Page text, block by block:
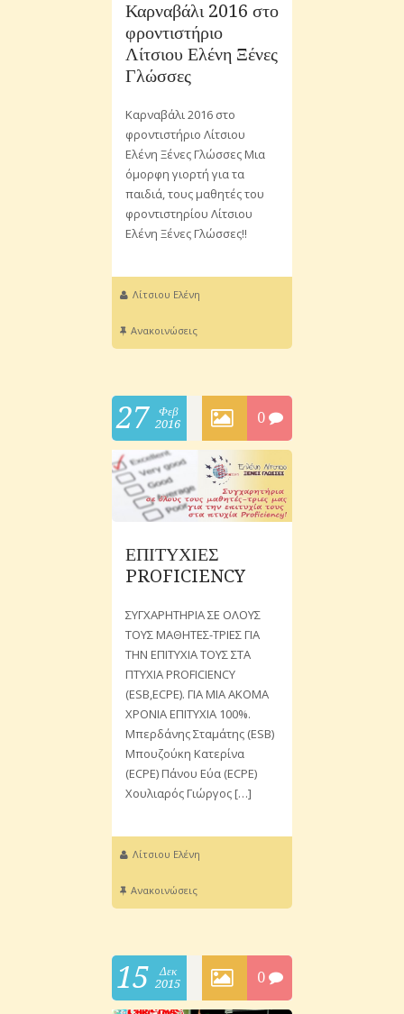
Καρναβάλι 2016 στο
φροντιστήριο
Λίτσιου Ελένη Ξένες
Γλώσσες
Καρναβάλι 2016 στο
φροντιστήριο Λίτσιου
Ελένη Ξένες Γλώσσες Μια
όμορφη γιορτή για τα
παιδιά, τους μαθητές του
φροντιστηρίου Λίτσιου
Ελένη Ξένες Γλώσσες!!
Λίτσιου Ελένη
Ανακοινώσεις
27
Φεβ
2016
0
ΕΠΙΤΥΧΙΕΣ
PROFICIENCY
ΣΥΓΧΑΡΗΤΗΡΙΑ ΣΕ ΟΛΟΥΣ
ΤΟΥΣ ΜΑΘΗΤΕΣ-ΤΡΙΕΣ ΓΙΑ
ΤΗΝ ΕΠΙΤΥΧΙΑ ΤΟΥΣ ΣΤΑ
ΠΤΥΧΙΑ PROFICIENCY
(ESB,ECPE). ΓΙΑ ΜΙΑ ΑΚΟΜΑ
ΧΡΟΝΙΑ ΕΠΙΤΥΧΙΑ 100%.
Μπερδάνης Σταμάτης (ESB)
Μπουζούκη Κατερίνα
(ECPE) Πάνου Εύα (ECPE)
Χουλιαρός Γιώργος […]
Λίτσιου Ελένη
Ανακοινώσεις
15
Δεκ
2015
0